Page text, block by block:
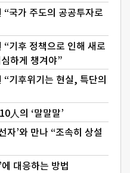
국가 주도의 공공투자로
기후 정책으로 인해 새로
하게 챙겨야”
“기후위기는 현실, 특단의
人의 ‘말말말’
자’와 만나 “조속히 상설
대응하는 방법